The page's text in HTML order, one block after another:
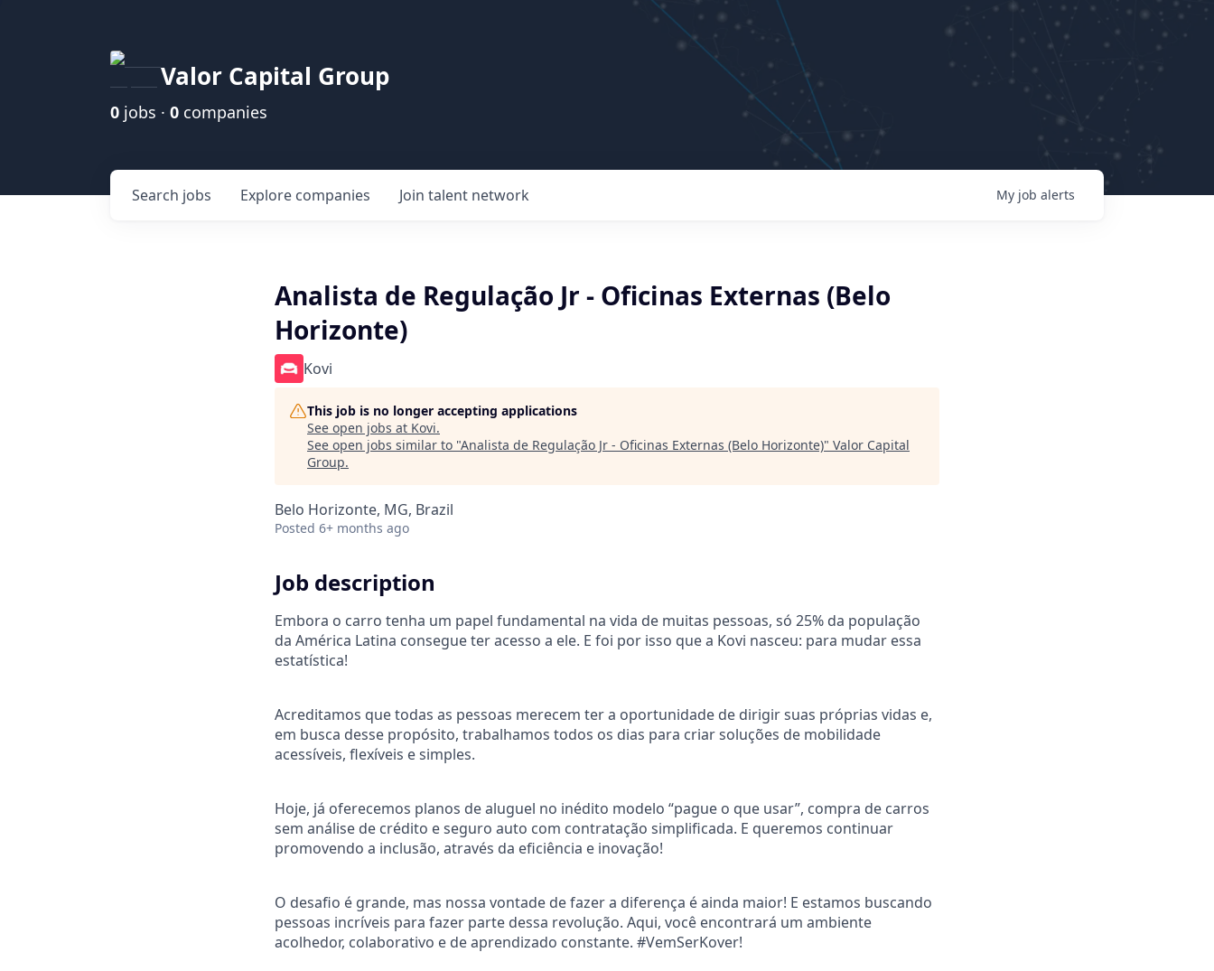
Valor Capital Group
0 jobs · 0 companies
Search jobs Explore companies Join talent network My job alerts
Analista de Regulação Jr - Oficinas Externas (Belo
Horizonte)
Kovi
This job is no longer accepting applications
See open jobs at Kovi.
See open jobs similar to "Analista de Regulação Jr - Oficinas Externas (Belo Horizonte)" Valor Capital
Group.
Belo Horizonte, MG, Brazil
Posted 6+ months ago
Job description
Embora o carro tenha um papel fundamental na vida de muitas pessoas, só 25% da população
da América Latina consegue ter acesso a ele. E foi por isso que a Kovi nasceu: para mudar essa
estatística!
Acreditamos que todas as pessoas merecem ter a oportunidade de dirigir suas próprias vidas e,
em busca desse propósito, trabalhamos todos os dias para criar soluções de mobilidade
acessíveis, flexíveis e simples.
Hoje, já oferecemos planos de aluguel no inédito modelo “pague o que usar”, compra de carros
sem análise de crédito e seguro auto com contratação simplificada. E queremos continuar
promovendo a inclusão, através da eficiência e inovação!
O desafio é grande, mas nossa vontade de fazer a diferença é ainda maior! E estamos buscando
pessoas incríveis para fazer parte dessa revolução. Aqui, você encontrará um ambiente
acolhedor, colaborativo e de aprendizado constante. #VemSerKover!